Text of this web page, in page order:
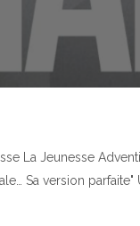
La Jeunesse
Sa version